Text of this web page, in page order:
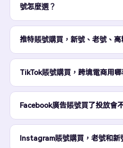
號怎麼選？
推特賬號購買，新號、老號、高
TikTok賬號購買，跨境電商用哪
Facebook廣告賬號買了投放會
Instagram賬號購買，老號和新